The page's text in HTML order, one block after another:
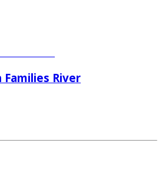
Families River